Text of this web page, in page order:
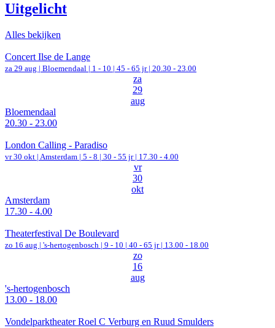
Uitgelicht
Alles bekijken
Concert Ilse de Lange
za 29 aug | Bloemendaal | 1 - 10 | 45 - 65 jr | 20.30 - 23.00
za
29
aug
Bloemendaal
20.30 - 23.00
London Calling - Paradiso
vr 30 okt | Amsterdam | 5 - 8 | 30 - 55 jr | 17.30 - 4.00
vr
30
okt
Amsterdam
17.30 - 4.00
Theaterfestival De Boulevard
zo 16 aug | 's-hertogenbosch | 9 - 10 | 40 - 65 jr | 13.00 - 18.00
zo
16
aug
's-hertogenbosch
13.00 - 18.00
Vondelparktheater Roel C Verburg en Ruud Smulders